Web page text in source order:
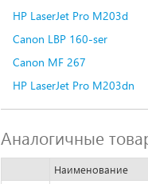
HP LaserJet Pro M203d
Canon LBP 160-ser
Canon MF 267
HP LaserJet Pro M203dn
Аналогичные
Наименование